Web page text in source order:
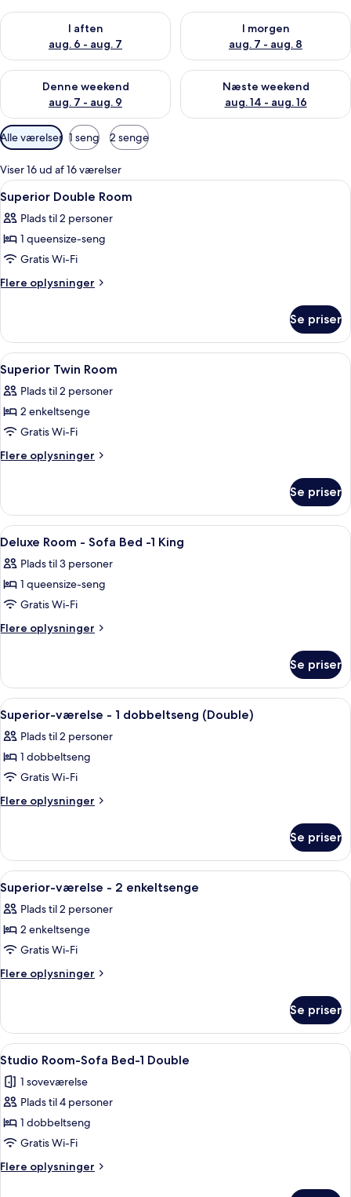
I aften
aug. 6 - aug. 7
Tjek tilgængelighed for i aften aug. 6 - aug. 7
I morgen
aug. 7 - aug. 8
Tjek tilgængelighed for i
Denne weekend
aug. 7 - aug. 9
Tjek tilgængelighed for denne weekend aug. 7 - aug. 9
Næste weekend
aug. 14 - aug. 16
Tjek tilgængelighed for næste
Tilgængelige
filtre
for
værelser
Alle værelser 1 seng 2 senge
Viser 16 ud af 16 værelser
Indlæs
alle
billeder
af
Superior
Double
Allergivenligt sengetøj, minibar,
7
Superior Double Room
Plads til 2 personer
1 queensize-seng
Gratis Wi-Fi
Flere oplysninger
Flere
Double
Room
Se priser
Indlæs
alle
billeder
af
Superior
Twin
Allergivenligt sengetøj, minibar,
5
Superior Twin Room
Plads til 2 personer
2 enkeltsenge
Gratis Wi-Fi
Flere oplysninger
Flere
Twin
Room
Se priser
Indlæs
alle
billeder
af
Deluxe
Room
Bed
-1
King
Allergivenligt sengetøj, minibar,
8
Deluxe Room - Sofa Bed -1 King
Plads til 3 personer
1 queensize-seng
Gratis Wi-Fi
Flere oplysninger
Flere
Room
Sofa
Bed
-1
King
Se priser
Indlæs
alle
billeder
af
Superior-
værelse
dobbeltseng
(Double)
Et hotelværelse med en stor seng, et
7
Superior-værelse - 1 dobbeltseng (Double)
Plads til 2 personer
1 dobbeltseng
Gratis Wi-Fi
Flere oplysninger
Flere
værelse
1
dobbeltseng
(Double)
Se priser
Indlæs
alle
billeder
af
Superior-
værelse
enkeltsenge
Et hotelværelse med en stor seng,
7
Superior-værelse - 2 enkeltsenge
Plads til 2 personer
2 enkeltsenge
Gratis Wi-Fi
Flere oplysninger
Flere
værelse
2
Se priser
Indlæs
alle
billeder
af
Studio
Room-
Sofa
Bed-
Et moderne hotelværelse med en
6
Studio Room-Sofa Bed-1 Double
1 soveværelse
Plads til 4 personer
1 dobbeltseng
Gratis Wi-Fi
Flere oplysninger
Flere